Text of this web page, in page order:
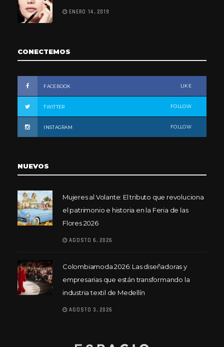
ENERO 14, 2019
CONECTEMOS
FACEBOOK LIKE
TWITTER FOLLOW
INSTAGRAM FOLLOW
NUEVOS
Mujeres al Volante: El tributo que revoluciona
el patrimonio e historia en la Feria de las
Flores 2026
AGOSTO 6, 2026
Colombiamoda 2026: Las diseñadoras y
empresarias que están transformando la
industria textil de Medellín
AGOSTO 3, 2026